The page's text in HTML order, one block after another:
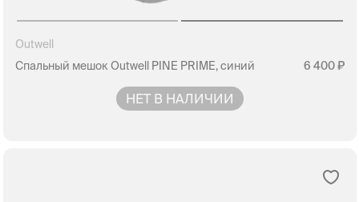
Outwell
Спальный мешок Outwell PINE PRIME, синий
6 400
НЕТ В НАЛИЧИИ